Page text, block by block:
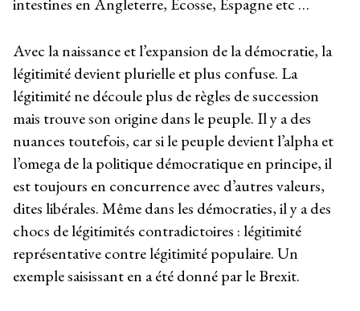
Avec la naissance et l’expansion de la démocratie, la
légitimité devient plurielle et plus confuse. La
légitimité ne découle plus de règles de succession
mais trouve son origine dans le peuple. Il y a des
nuances toutefois, car si le peuple devient l’alpha et
l’omega de la politique démocratique en principe, il
est toujours en concurrence avec d’autres valeurs,
dites libérales. Même dans les démocraties, il y a des
chocs de légitimités contradictoires : légitimité
représentative contre légitimité populaire. Un
exemple saisissant en a été donné par le Brexit.